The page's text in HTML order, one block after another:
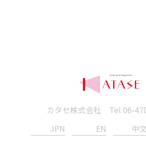
カタセ株式会社 Tel 06-
JPN
EN 中